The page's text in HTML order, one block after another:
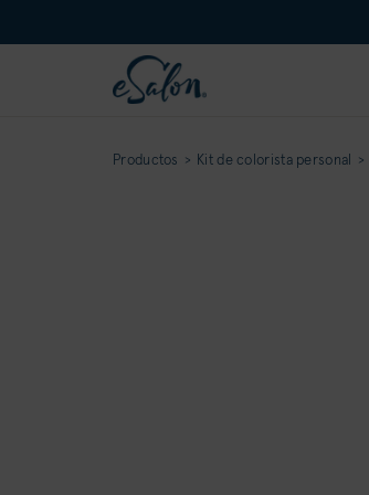
Productos Kit de colorista personal